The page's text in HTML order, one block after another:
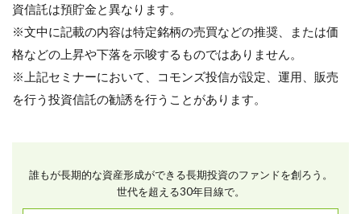
資信託は預貯金と異なります。
※文中に記載の内容は特定銘柄の売買などの推奨、または価
格などの上昇や下落を示唆するものではありません。
※上記セミナーにおいて、コモンズ投信が設定、運用、販売
を行う投資信託の勧誘を行うことがあります。
誰もが長期的な資産形成ができる長期投資のファンドを創ろう。
世代を超える30年目線で。